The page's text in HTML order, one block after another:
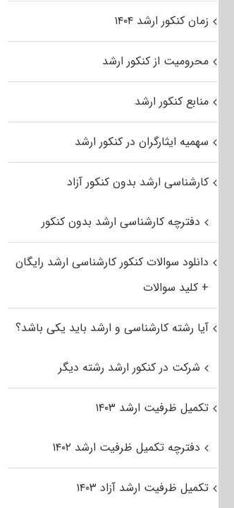
زمان کنکور ارشد ۱۴۰۴
محرومیت از کنکور ارشد
منابع کنکور ارشد
سهمیه ایثارگران در کنکور ارشد
کارشناسی ارشد بدون کنکور آزاد
دفترچه کارشناسی ارشد بدون کنکور
دانلود سوالات کنکور کارشناسی ارشد رایگان
+ کلید سوالات
آیا رشته کارشناسی و ارشد باید یکی باشد؟
شرکت در کنکور ارشد رشته دیگر
تکمیل ظرفیت ارشد ۱۴۰۳
دفترچه تکمیل ظرفیت ارشد ۱۴۰۲
تکمیل ظرفیت ارشد آزاد ۱۴۰۳